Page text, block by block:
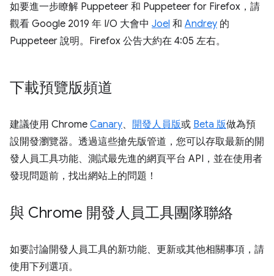
如要進一步瞭解 Puppeteer 和 Puppeteer for Firefox，請
觀看 Google 2019 年 I/O 大會中 Joel 和 Andrey 的
Puppeteer 說明。Firefox 公告大約在 4:05 左右。
下載預覽版頻道
建議使用 Chrome Canary、 開發人員版或 Beta 版做為預
設開發瀏覽器。透過這些搶先版管道，您可以存取最新的開
發人員工具功能、測試最先進的網頁平台 API，並在使用者
發現問題前，找出網站上的問題！
與 Chrome 開發人員工具團隊聯絡
如要討論開發人員工具的新功能、更新或其他相關事項，請
使用下列選項。